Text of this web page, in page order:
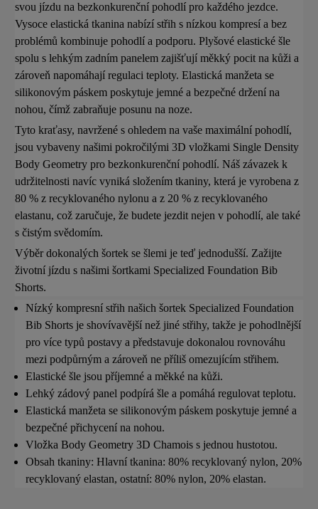
svou jízdu na bezkonkurenční pohodlí pro každého jezdce.
Vysoce elastická tkanina nabízí střih s nízkou kompresí a bez
problémů kombinuje pohodlí a podporu. Plyšové elastické šle
spolu s lehkým zadním panelem zajišťují měkký pocit na kůži a
zároveň napomáhají regulaci teploty. Elastická manžeta se
silikonovým páskem poskytuje jemné a bezpečné držení na
nohou, čímž zabraňuje posunu na noze.
Tyto kraťasy, navržené s ohledem na vaše maximální pohodlí,
jsou vybaveny našimi pokročilými 3D vložkami Single Density
Body Geometry pro bezkonkurenční pohodlí. Náš závazek k
udržitelnosti navíc vyniká složením tkaniny, která je vyrobena z
80 % z recyklovaného nylonu a z 20 % z recyklovaného
elastanu, což zaručuje, že budete jezdit nejen v pohodlí, ale také
s čistým svědomím.
Výběr dokonalých šortek se šlemi je teď jednodušší. Zažijte
životní jízdu s našimi šortkami Specialized Foundation Bib
Shorts.
Nízký kompresní střih našich šortek Specialized Foundation
Bib Shorts je shovívavější než jiné střihy, takže je pohodlnější
pro více typů postavy a představuje dokonalou rovnováhu
mezi podpůrným a zároveň ne příliš omezujícím střihem.
Elastické šle jsou příjemné a měkké na kůži.
Lehký zádový panel podpírá šle a pomáhá regulovat teplotu.
Elastická manžeta se silikonovým páskem poskytuje jemné a
bezpečné přichycení na nohou.
Vložka Body Geometry 3D Chamois s jednou hustotou.
Obsah tkaniny: Hlavní tkanina: 80% recyklovaný nylon, 20%
recyklovaný elastan, ostatní: 80% nylon, 20% elastan.